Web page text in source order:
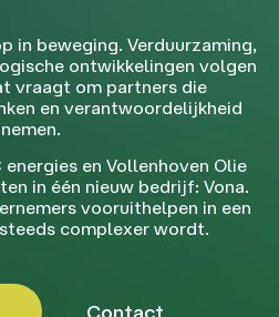
in beweging. Verduurzaming,
ontwikkelingen volgen
vraagt om partners die
en verantwoordelijkheid
nemen.
energies en Vollenhoven Olie
in één nieuw bedrijf: Vona.
vooruithelpen in een
complexer wordt.
Contact